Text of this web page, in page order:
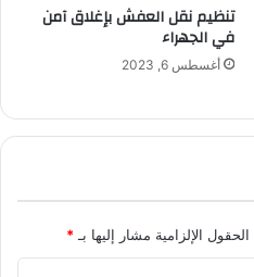
تنظيم نقل العفش بإغلاق آمن
في الجهراء
أغسطس 6, 2023
الحقول الإلزامية مشار إليها بـ*